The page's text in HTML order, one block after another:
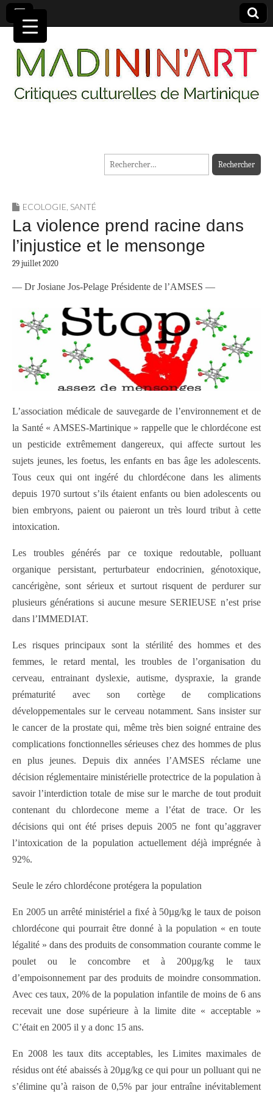
MADININ'ART
Rechercher :
ECOLOGIE, SANTÉ
La violence prend racine dans
l’injustice et le mensonge
29 juillet 2020
— Dr Josiane Jos-Pelage Présidente de l’AMSES —
L’association médicale de sauvegarde de l’environnement et de
la Santé « AMSES-Martinique » rappelle que le chlordécone est
un pesticide extrêmement dangereux, qui affecte surtout les
sujets jeunes, les foetus, les enfants en bas âge les adolescents.
Tous ceux qui ont ingéré du chlordécone dans les aliments
depuis 1970 surtout s’ils étaient enfants ou bien adolescents ou
bien embryons, paient ou paieront un très lourd tribut à cette
intoxication.
Les troubles générés par ce toxique redoutable, polluant
organique persistant, perturbateur endocrinien, génotoxique,
cancérigène, sont sérieux et surtout risquent de perdurer sur
plusieurs générations si aucune mesure SERIEUSE n’est prise
dans l’IMMEDIAT.
Les risques principaux sont la stérilité des hommes et des
femmes, le retard mental, les troubles de l’organisation du
cerveau, entrainant dyslexie, autisme, dyspraxie, la grande
prématurité avec son cortège de complications
développementales sur le cerveau notamment. Sans insister sur
le cancer de la prostate qui, même très bien soigné entraine des
complications fonctionnelles sérieuses chez des hommes de plus
en plus jeunes. Depuis dix années l’AMSES réclame une
décision réglementaire ministérielle protectrice de la population à
savoir l’interdiction totale de mise sur le marche de tout produit
contenant du chlordecone meme a l’état de trace. Or les
décisions qui ont été prises depuis 2005 ne font qu’aggraver
l’intoxication de la population actuellement déjà imprégnée à
92%.
Seule le zéro chlordécone protégera la population
En 2005 un arrêté ministériel a fixé à 50µg/kg le taux de poison
chlordécone qui pourrait être donné à la population « en toute
légalité » dans des produits de consommation courante comme le
poulet ou le concombre et à 200µg/kg le taux
d’empoisonnement par des produits de moindre consommation.
Avec ces taux, 20% de la population infantile de moins de 6 ans
recevait une dose supérieure à la limite dite « acceptable »
C’était en 2005 il y a donc 15 ans.
En 2008 les taux dits acceptables, les Limites maximales de
résidus ont été abaissés à 20µg/kg ce qui pour un polluant qui ne
s’élimine qu’à raison de 0,5% par jour entraîne inévitablement